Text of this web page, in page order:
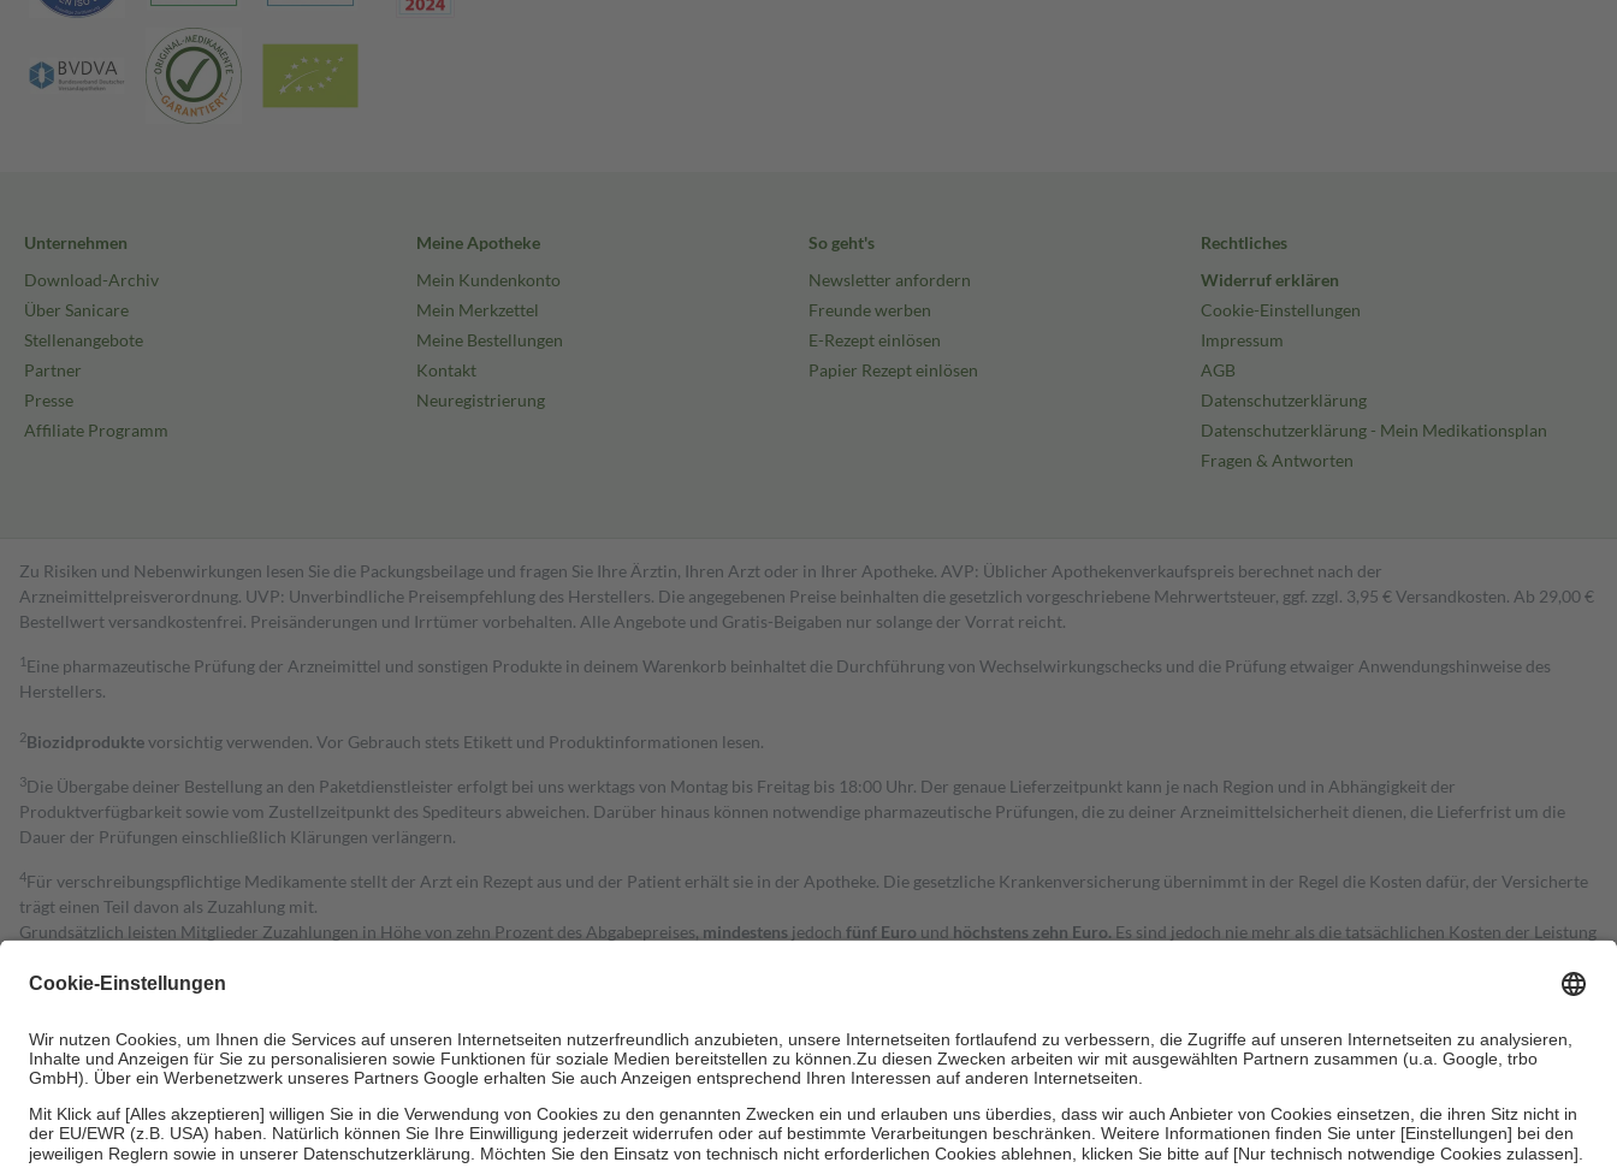
Unternehmen
Download-Archiv
Über Sanicare
Stellenangebote
Partner
Presse
Affiliate Programm
Meine Apotheke
Mein Kundenkonto
Mein Merkzettel
Meine Bestellungen
Kontakt
Neuregistrierung
So geht's
Newsletter anfordern
Freunde werben
E-Rezept einlösen
Papier Rezept einlösen
Rechtliches
Widerruf erklären
Cookie-Einstellungen
Impressum
AGB
Datenschutzerklärung
Datenschutzerklärung - Mein Medikationsplan
Fragen & Antworten
Zu Risiken und Nebenwirkungen lesen Sie die Packungsbeilage und fragen Sie Ihre Ärztin, Ihren Arzt oder in Ihrer Apotheke. AVP: Üblicher Apothekenverkaufspreis berechnet nach der
Arzneimittelpreisverordnung. UVP: Unverbindliche Preisempfehlung des Herstellers. Die angegebenen Preise beinhalten die gesetzlich vorgeschriebene Mehrwertsteuer, ggf. zzgl. 3,95 € Versandkosten. Ab 29,00 €
Bestell­wert versand­kosten­frei. Preisänderungen und Irrtümer vorbehalten. Alle Angebote und Gratis-Beigaben nur solange der Vorrat reicht.
1 Eine pharmazeutische Prüfung der Arzneimittel und sonstigen Produkte in deinem Warenkorb beinhaltet die Durchführung von Wechselwirkungschecks und die Prüfung etwaiger Anwendungshinweise des
Herstellers.
2Biozidproduktevorsichtig verwenden. Vor Gebrauch stets Etikett und Produktinformationen lesen.
3Die Übergabe deiner Bestellung an den Paketdienstleister erfolgt bei uns werktags von Montag bis Freitag bis 18:00 Uhr. Der genaue Lieferzeitpunkt kann je nach Region und in Abhängigkeit der
Produktverfügbarkeit sowie vom Zustellzeitpunkt des Spediteurs abweichen. Darüber hinaus können notwendige pharmazeutische Prüfungen, die zu deiner Arzneimittelsicherheit dienen, die Lieferfrist um die
Dauer der Prüfungen einschließlich Klärungen verlängern.
4Für verschreibungspflichtige Medikamente stellt der Arzt ein Rezept aus und der Patient erhält sie in der Apotheke. Die gesetzliche Krankenversicherung übernimmt in der Regel die Kosten dafür, der Versicherte
trägt einen Teil davon als Zuzahlung mit.
Grundsätzlich leisten Mitglieder Zuzahlungen in Höhe von zehn Prozent des Abgabepreises, mindestens jedoch fünf Euro und höchstens zehn Euro. Es sind jedoch nie mehr als die tatsächlichen Kosten der Leistung
Diese Regeln gelten grundsätzlich auch für Online-Apotheken.
Um das Engagement der Versicherten für ihre eigene Gesundheit zu stärken und die besondere Stellung der Familie zu unterstützen, fallenkeine Zuzahlungen an bei:
• Kindern und Jugendlichen bis zum vollendeten 18. Lebensjahr mit Ausnahme der Fahrkosten
• Untersuchungen zur Vorsorge und Früherkennung, die von der GKV getragen werden
• empfohlenen Schutzimpfungen
• Harn- und Blutteststreifen